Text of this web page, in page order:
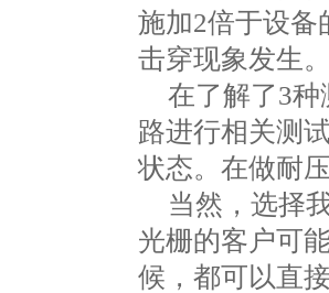
施加2倍于设备
击穿现象发生
在了解了3种
路进行相关测
状态。在做耐
当然，选择
光栅的客户可
候，都可以直